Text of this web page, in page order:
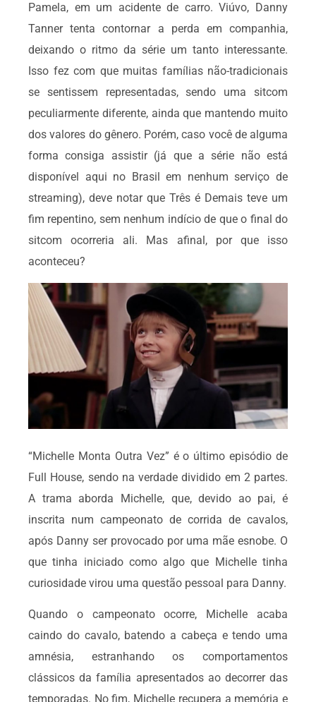
Pamela, em um acidente de carro. Viúvo, Danny
Tanner tenta contornar a perda em companhia,
deixando o ritmo da série um tanto interessante.
Isso fez com que muitas famílias não-tradicionais
se sentissem representadas, sendo uma sitcom
peculiarmente diferente, ainda que mantendo muito
dos valores do gênero. Porém, caso você de alguma
forma consiga assistir (já que a série não está
disponível aqui no Brasil em nenhum serviço de
streaming), deve notar que Três é Demais teve um
fim repentino, sem nenhum indício de que o final do
sitcom ocorreria ali. Mas afinal, por que isso
aconteceu?
“Michelle Monta Outra Vez” é o último episódio de
Full House, sendo na verdade dividido em 2 partes.
A trama aborda Michelle, que, devido ao pai, é
inscrita num campeonato de corrida de cavalos,
após Danny ser provocado por uma mãe esnobe. O
que tinha iniciado como algo que Michelle tinha
curiosidade virou uma questão pessoal para Danny.
Quando o campeonato ocorre, Michelle acaba
caindo do cavalo, batendo a cabeça e tendo uma
amnésia, estranhando os comportamentos
clássicos da família apresentados ao decorrer das
temporadas. No fim, Michelle recupera a memória e